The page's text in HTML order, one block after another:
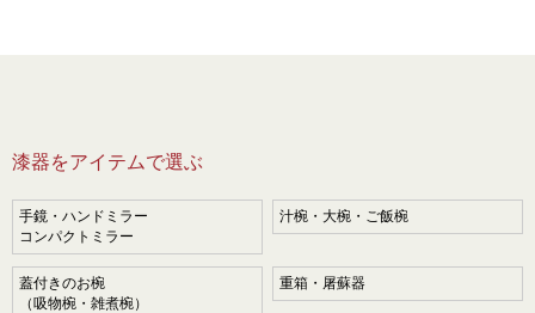
漆器をアイテムで選ぶ
手鏡・ハンドミラー
コンパクトミラー
汁椀・大椀・ご飯椀
蓋付きのお椀
（吸物椀・雑煮椀）
重箱・屠蘇器